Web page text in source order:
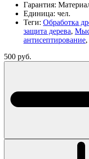
Гарантия:
Единица: чел.
Теги: Обработка
защита дерева,
антисептирование,
500 руб.